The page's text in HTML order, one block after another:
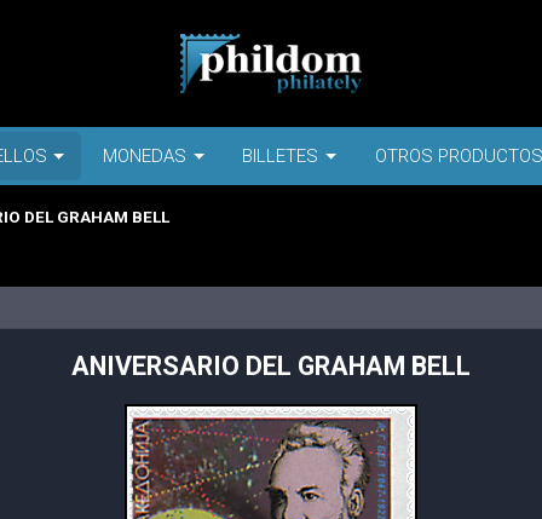
MONEDAS BILLETES OTROS PRODUCTOS
DEL GRAHAM BELL
ANIVERSARIO DEL GRAHAM BELL